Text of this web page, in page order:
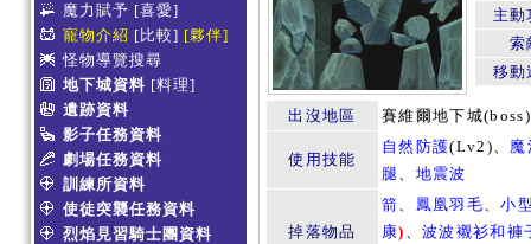
魔力賦予 [喜愛]
寵物介紹 [比較] [夥伴]
怪物導覽搜尋
地下城資料 [料理]
遺跡資料
影子任務資料
劇場任務資料
訓練所資料
使徒突襲任務資料
烈焰見習騎士團資料
主動
索
移動
出沒地區 賽維爾地下城(boss)
使用技能
自然防護(Lv2)、 魔
腿 、 地震波
掉落物品
箭、 鳳凰羽毛、小
康) 、波波襯衫和褲